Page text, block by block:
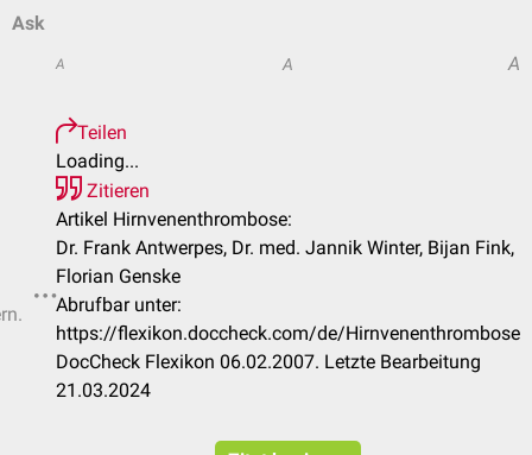
Ask
A A A
Teilen
Loading...
Zitieren
Artikel Hirnvenenthrombose:
Dr. Frank Antwerpes, Dr. med. Jannik Winter, Bijan Fink,
Florian Genske
Abrufbar unter:
https://flexikon.doccheck.com/de/Hirnvenenthrombose
DocCheck Flexikon 06.02.2007. Letzte Bearbeitung
21.03.2024